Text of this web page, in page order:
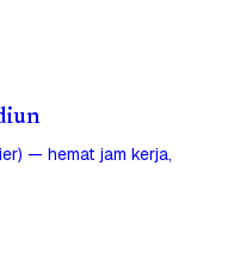
— hemat jam kerja,